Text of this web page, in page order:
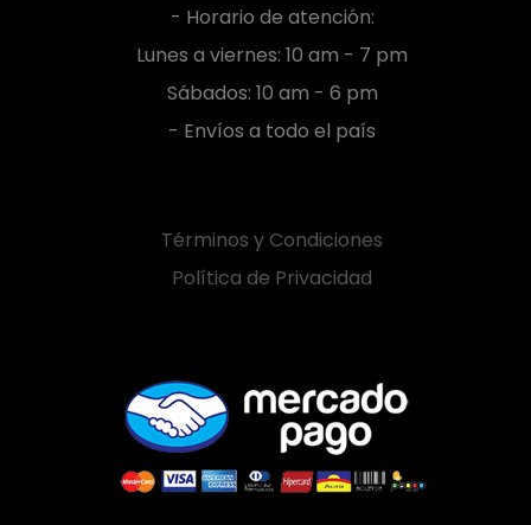
- Horario de atención:
Lunes a viernes: 10 am - 7 pm
Sábados: 10 am - 6 pm
- Envíos a todo el país
Términos y Condiciones
Política de Privacidad